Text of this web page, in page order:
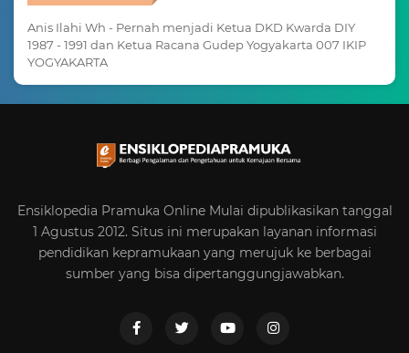
Anis Ilahi Wh - Pernah menjadi Ketua DKD Kwarda DIY
1987 - 1991 dan Ketua Racana Gudep Yogyakarta 007 IKIP
YOGYAKARTA
Ensiklopedia Pramuka Online Mulai dipublikasikan tanggal
1 Agustus 2012. Situs ini merupakan layanan informasi
pendidikan kepramukaan yang merujuk ke berbagai
sumber yang bisa dipertanggungjawabkan.